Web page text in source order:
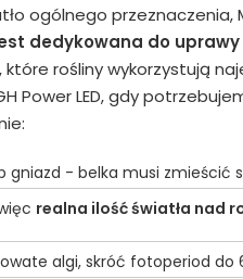
ogólnego przeznaczenia,
dedykowana do
które rośliny wykorzystują
Power LED, gdy
gniazd - belka musi zmieścić
realna ilość światła nad
algi, skróć fotoperiod